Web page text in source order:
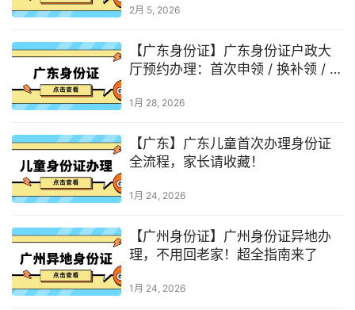
2月 5, 2026
【广东身份证】广东身份证户政大
厅预约办理：首次申领 / 换补领 / 异
1月 28, 2026
【广东】广东儿童首次办理身份证
全流程，家长请收藏！
1月 24, 2026
【广州身份证】广州身份证异地办
理，不用回老家！超全指南来了
1月 24, 2026